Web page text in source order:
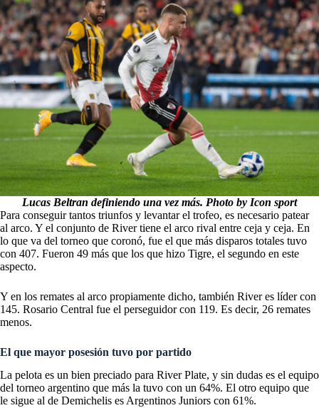
Lucas Beltran definiendo una vez más. Photo by Icon sport
Para conseguir tantos triunfos y levantar el trofeo, es necesario patear
al arco. Y el conjunto de River tiene el arco rival entre ceja y ceja. En
lo que va del torneo que coronó, fue el que más disparos totales tuvo
con 407. Fueron 49 más que los que hizo Tigre, el segundo en este
aspecto.
Y en los remates al arco propiamente dicho, también River es líder con
145. Rosario Central fue el perseguidor con 119. Es decir, 26 remates
menos.
El que mayor posesión tuvo por partido
La pelota es un bien preciado para River Plate, y sin dudas es el equipo
del torneo argentino que más la tuvo con un 64%. El otro equipo que
le sigue al de Demichelis es Argentinos Juniors con 61%.